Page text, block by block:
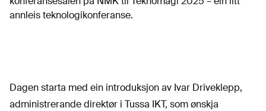
annleis teknologikonferanse.
Dagen starta med ein introduksjon av Ivar Driveklepp,
administrerande direktør i Tussa IKT, som ønskja